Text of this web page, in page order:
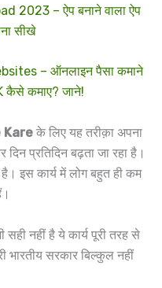
2023 – ऐप बनाने वाला ऐप
सीखे
– ऑनलाइन पैसा कमाने
कैसे कमाए? जाने!
Kare के लिए यह तरीक़ा अपना
प्रतिदिन बढ़ता जा रहा है।
इस कार्य में लोग बहुत ही कम
सही नहीं है ये कार्य पूरी तरह से
भारतीय सरकार बिल्कुल नहीं